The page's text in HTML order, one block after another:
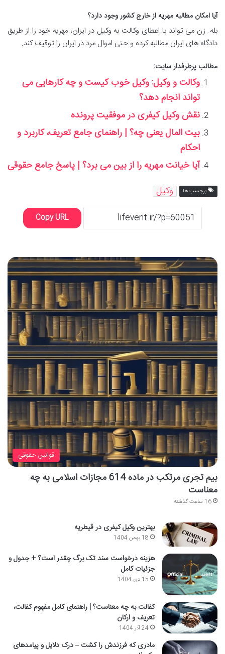
آیا امکان مطالبه مهریه از خارج کشور وجود دارد؟
بله. زن می تواند با اعطای وکالت به وکیل در ایران، مهریه خود را از طریق
دادگاه های ایران مطالبه کرده و حتی اموال مرد در ایران را توقیف کند.
مطالب پرطرفدار سایت:
وکالت و وکیل: وکیل خوب کیست و چه کارهایی می‌
تواند انجام دهد؟
نقش وکیل کیفری در موفقیت پرونده
بیت المال یعنی چه؟ | راهنمای جامع تعریف، کاربرد و
احکام
آیا خیانت مهریه را از بین می برد؟ | پاسخ جامع حقوقی
برچسب ها وکیل
Copy URL
قوانین حقوقی
بیم تجری مرتکب در ماده 614 مجازات اسلامی به چه
معناست
16 ساعت گذشته
بهترین وکیل کیفری در قیطریه
18 بهمن 1404
هزینه درخواست سند تک برگ چقدر است؟ + جدول و
جزئیات کامل
15 دی 1404
کفالت به چه معناست؟ | راهنمای کامل مفهوم کفالت،
تعریف و ارکان
24 آذر 1404
مادری که فرزندش را کشت – درک دلایل و پیامدهای